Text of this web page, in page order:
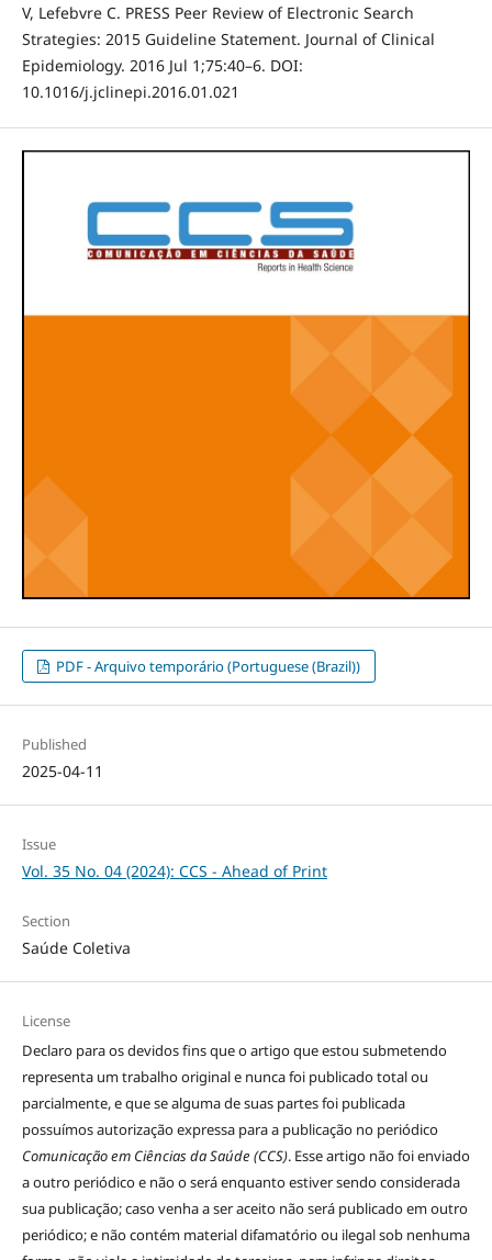
V, Lefebvre C. PRESS Peer Review of Electronic Search
Strategies: 2015 Guideline Statement. Journal of Clinical
Epidemiology. 2016 Jul 1;75:40–6. DOI:
10.1016/j.jclinepi.2016.01.021
PDF - Arquivo temporário (Portuguese (Brazil))
Published
2025-04-11
Issue
Vol. 35 No. 04 (2024): CCS - Ahead of Print
Section
Saúde Coletiva
License
Declaro para os devidos fins que o artigo que estou submetendo
representa um trabalho original e nunca foi publicado total ou
parcialmente, e que se alguma de suas partes foi publicada
possuímos autorização expressa para a publicação no periódico
Comunicação em Ciências da Saúde (CCS). Esse artigo não foi enviado
a outro periódico e não o será enquanto estiver sendo considerada
sua publicação; caso venha a ser aceito não será publicado em outro
periódico; e não contém material difamatório ou ilegal sob nenhuma